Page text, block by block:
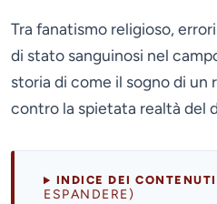
Tra fanatismo religioso,
di stato sanguinosi nel
storia di come il sogno di un
contro la spietata realtà del
INDICE DEI
ESPANDERE)